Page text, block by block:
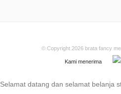
Kami menerima
© Copyright 2026 brata fancy
Selamat datang dan selamat belanja